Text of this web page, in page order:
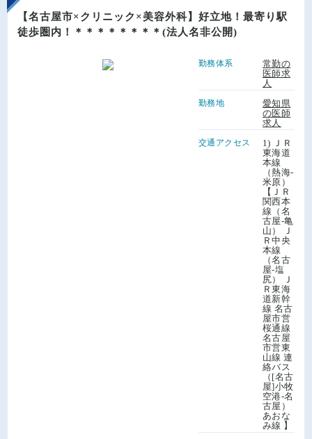
【名古屋市×クリニック×美容外科】好立地！最寄り駅
徒歩圏内！＊＊＊＊＊＊＊＊(法人名非公開)
勤務体系
常勤の
医師求
人
勤務地
愛知県
の医師
求人
交通アクセス
1) ＪＲ
東海道
本線
（熱海-
米原）
【ＪＲ
関西本
線（名
古屋-亀
山） Ｊ
Ｒ中央
本線
（名古
屋-塩
尻） Ｊ
Ｒ東海
道新幹
線 名古
屋市営
桜通線
名古屋
市営東
山線 連
絡バス
（[名古
屋]小牧
空港-名
古屋）
あおな
み線 】